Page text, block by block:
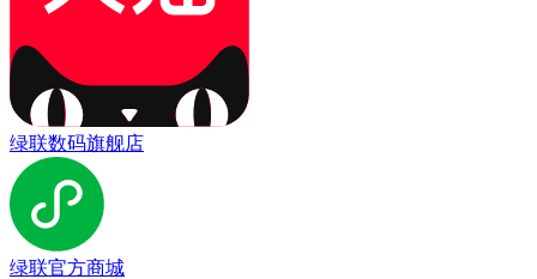
绿联数码旗舰店
绿联官方商城